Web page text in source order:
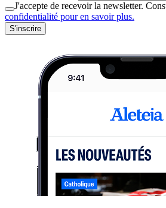
J'accepte de recevoir la newsletter.
confidentialité pour en savoir plus.
S'inscrire